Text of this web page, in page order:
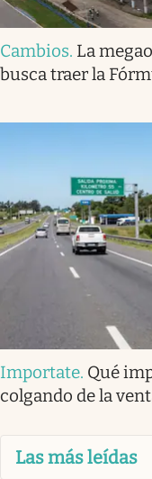
Cambios. La
busca traer la
Importate. Qué
colgando de la
Las más leídas